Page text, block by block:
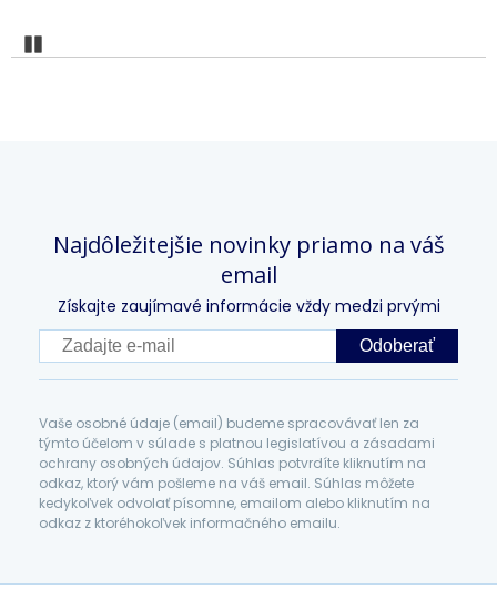
Najdôležitejšie novinky priamo na váš
email
Získajte zaujímavé informácie vždy medzi prvými
Odoberať
Vaše osobné údaje (email) budeme spracovávať len za
týmto účelom v súlade s platnou legislatívou a zásadami
ochrany osobných údajov. Súhlas potvrdíte kliknutím na
odkaz, ktorý vám pošleme na váš email. Súhlas môžete
kedykoľvek odvolať písomne, emailom alebo kliknutím na
odkaz z ktoréhokoľvek informačného emailu.